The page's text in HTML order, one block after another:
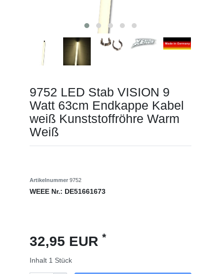
9752 LED Stab VISION 9
Watt 63cm Endkappe Kabel
weiß Kunststoffröhre Warm
Weiß
Artikelnummer 9752
WEEE Nr.: DE51661673
32,95 EUR *
Inhalt 1 Stück